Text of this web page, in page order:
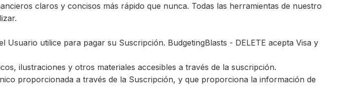
claros y concisos más rápido que nunca. Todas las herramientas de nuestro
utilice para pagar su Suscripción. BudgetingBlasts - DELETE acepta Visa y
ilustraciones y otros materiales accesibles a través de la suscripción.
proporcionada a través de la Suscripción, y que proporciona la información de